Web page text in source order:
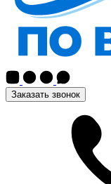
Заказать звонок